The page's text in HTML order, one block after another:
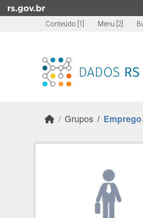
Skip to main content
Conteúdo [1] Menu [2]
Grupos